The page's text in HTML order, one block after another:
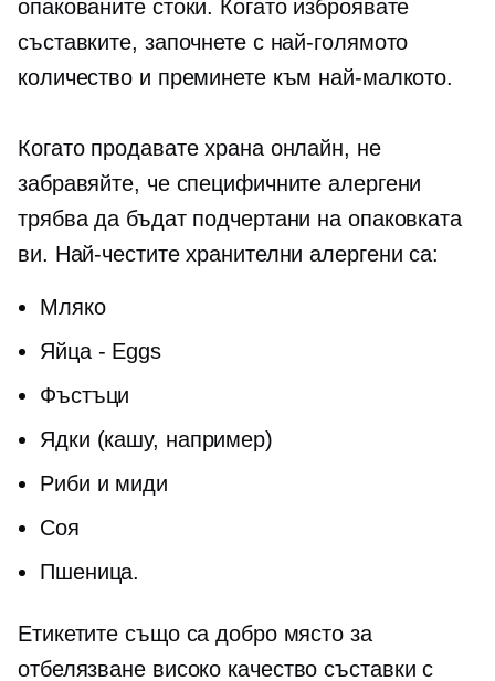
опакованите стоки. Когато изброявате
съставките, започнете с най-голямото
количество и преминете към най-малкото.
Когато продавате храна онлайн, не
забравяйте, че специфичните алергени
трябва да бъдат подчертани на опаковката
ви. Най-честите хранителни алергени са:
Мляко
Яйца - Eggs
Фъстъци
Ядки (кашу, например)
Риби и миди
Соя
Пшеница.
Етикетите също са добро място за
отбелязване високо качество съставки с